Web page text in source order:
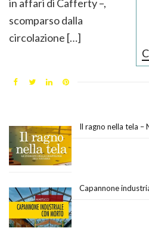
in affari di Cafferty –,
scomparso dalla
circolazione […]
Il ragno nella tela –
Capannone